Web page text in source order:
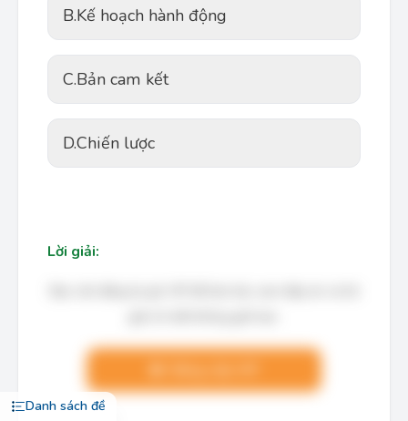
Danh sách đề
B.Kế hoạch hành động
C.Bản cam kết
D.Chiến lược
Lời giải: